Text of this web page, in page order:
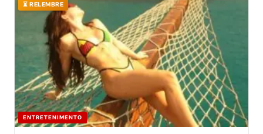
⏳ RELEMBRE
ENTRETENIMENTO